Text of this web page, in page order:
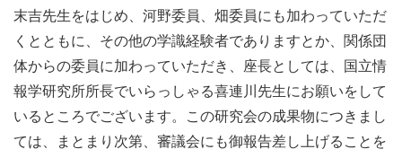
末吉先生をはじめ、河野委員、畑委員にも加わっていただ
くとともに、その他の学識経験者でありますとか、関係団
体からの委員に加わっていただき、座長としては、国立情
報学研究所所長でいらっしゃる喜連川先生にお願いをして
いるところでございます。この研究会の成果物につきまし
ては、まとまり次第、審議会にも御報告差し上げることを